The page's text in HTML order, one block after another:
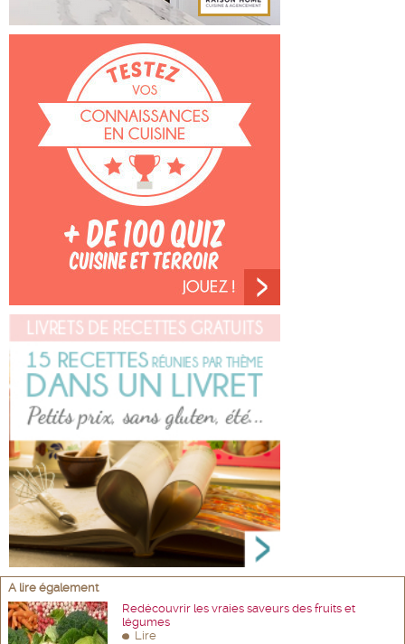
A lire également
Redécouvrir les vraies saveurs des fruits et
légumes
Lire